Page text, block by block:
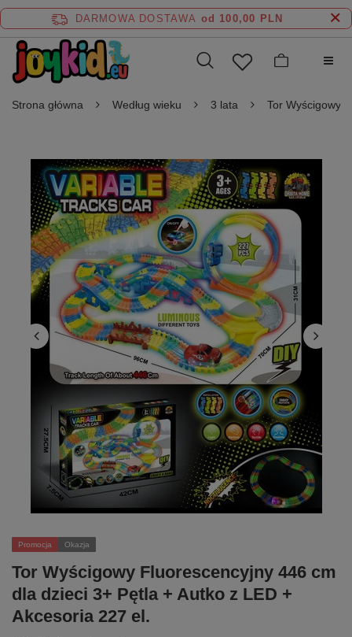
DARMOWA DOSTAWA od 100,00 PLN
Strona główna Według wieku 3 lata Tor Wyścigowy
Promocja Okazja
Tor Wyścigowy Fluorescencyjny 446 cm
dla dzieci 3+ Pętla + Autko z LED +
Akcesoria 227 el.